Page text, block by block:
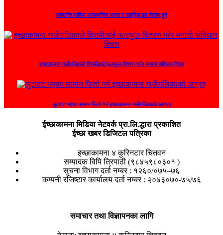
सर्वशान्ति माविमा अत्याधुनिक भान्सा र डाइनिङ हल निर्माण हुने
इच्छाकामना गाउँपालिकाले विरामीलाई फलफुल वितरण गरेर मनायो संविधान दिवस
लुटपाट भएका सामान फिर्ता गर्न इच्छाकामना गाउँपालिकाको आग्रह
ईच्छाकामना मिडिया नेटवर्क प्रा.लि.द्धारा प्रकाशित
ईच्छा खबर डिजिटल पत्रिका
इच्छाकामना ४ कुरिनटार चितवन
सम्पादक विपि त्रिपाठी (९८४५९८०३०१ )
सुचना विभाग दर्ता नम्बर : १२६०/०७५–७६
कम्पनी रजिष्टार कार्यालय दर्ता नम्बर : २०४३०७०-७५/७६
समाचार तथा विज्ञापनका लागि